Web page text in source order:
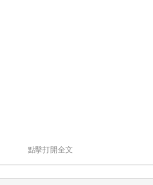
點擊打開全文